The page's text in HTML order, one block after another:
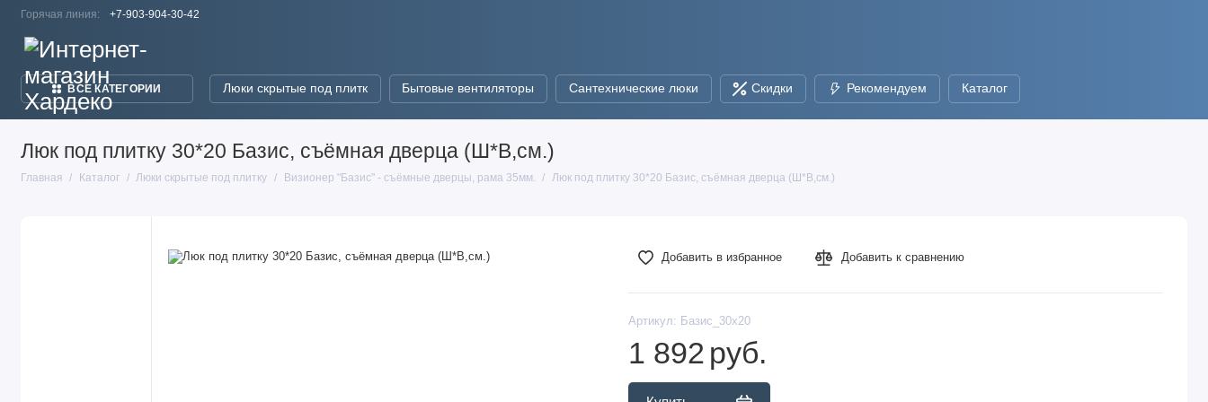
Горячая линия: +7-903-904-30-42
ВСЕ КАТЕГОРИИ Люки скрытые под плитк Бытовые вентиляторы Сантехнические люки Скидки Рекомендуем Каталог
Люк под плитку 30*20 Базис, съёмная дверца (Ш*В,см.)
Главная Каталог Люки скрытые под плитку Визионер "Базис" - съёмные дверцы, рама 35мм. Люк под плитку 30*20 Базис, съёмная дверца (Ш*В,см.)
Добавить в избранное Добавить к сравнению
Артикул: Базис_30х20
1 892 руб.